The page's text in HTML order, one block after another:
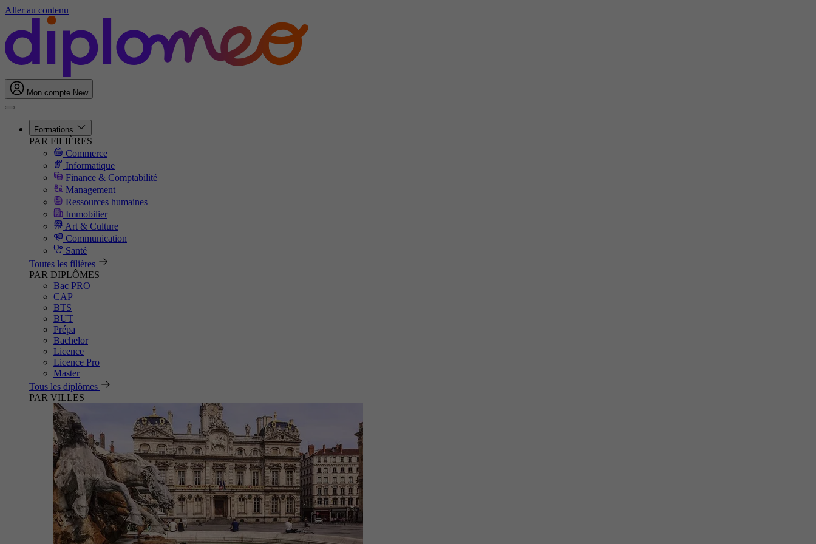
Aller au contenu
Mon compte New
Formations
PAR FILIÈRES
Commerce
Informatique
Finance & Comptabilité
Management
Ressources humaines
Immobilier
Art & Culture
Communication
Santé
Toutes les filières
PAR DIPLÔMES
Bac PRO
CAP
BTS
BUT
Prépa
Bachelor
Licence
Licence Pro
Master
Tous les diplômes
PAR VILLES